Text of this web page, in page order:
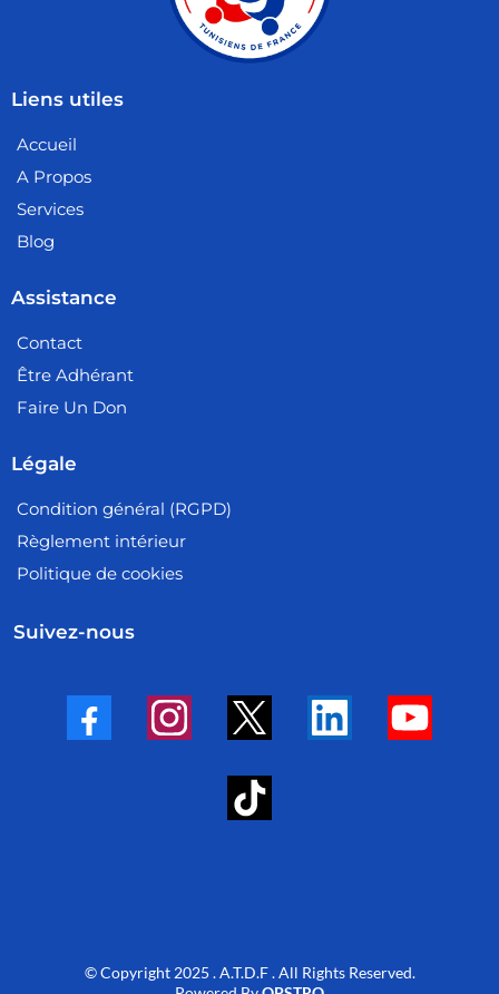
Liens utiles
Accueil
A Propos
Services
Blog
Assistance
Contact
Être Adhérant
Faire Un Don
Légale
Condition général (RGPD)
Règlement intérieur
Politique de cookies
Suivez-nous
© Copyright 2025 . A.T.D.F . All Rights Reserved.